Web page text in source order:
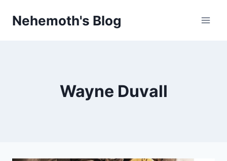
Nehemoth's Blog
Wayne Duvall